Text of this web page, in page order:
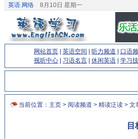
英语.网络 8月10日 星期一
网站首页 英语空间 听力频道 口语
视听中心
习语名言 休闲英语 学习
当前位置： 主页 > 阅读频道 > 精读泛读 > 文